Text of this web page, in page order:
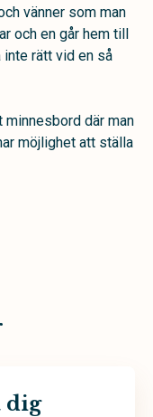
vänner som man
och en går hem till
rätt vid en så
minnesbord där man
möjlighet att ställa
dig